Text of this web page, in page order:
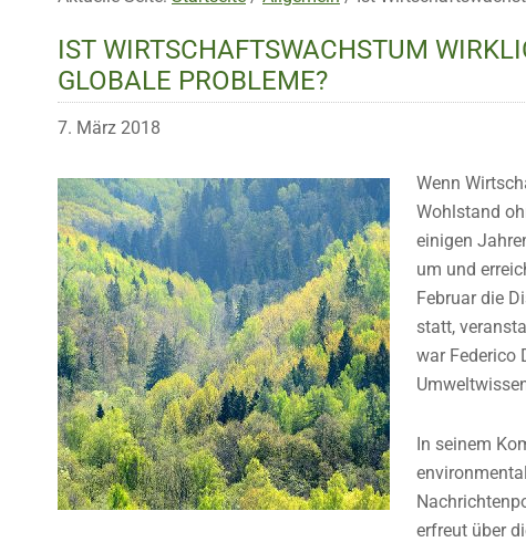
IST WIRTSCHAFTSWACHSTUM
GLOBALE PROBLEME?
7. März 2018
Wenn
Wohlstand
einigen
um und
Februar die
statt,
war Federico
In seinem
erfreut über